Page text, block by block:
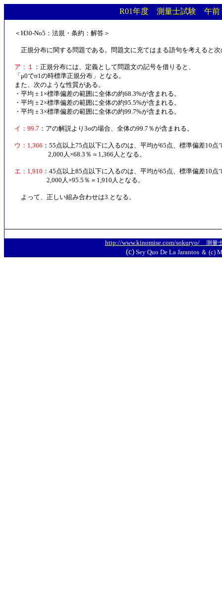
R01年度 測量士試験 午前
＜H30-No5：法規・条約：解答＞
正規分布に関する問題である。問題文に充てはまる語句を考えると
ア：１ ：正規分布には、定義として問題文の記号を借りると、
「μ0でσ1の時標準正規分布」となる。
また、次のような性質がある。
・平均 ± 1×標準偏差の範囲に全体の約68.3%が含まれる。
・平均 ± 2×標準偏差の範囲に全体の約95.5%が含まれる。
・平均 ± 3×標準偏差の範囲に全体の約99.7%が含まれる。
イ：99.7 ：アの解説より3σの場合、全体の99.7％が含まれる。
ウ：1,366 ：55点以上75点以下に入るのは、平均が65点、標準偏差10
2,000人×68.3％＝1,366人となる。
エ：1,910 ：45点以上85点以下に入るのは、平均が65点、標準偏差10
2,000人×95.5％＝1,910人となる。
よって、正しい組み合わせは3.となる。
http://www.kinomise.com/sokuryo/ 測量
(c)Sey Quo De La Jarantos ＆ (c)